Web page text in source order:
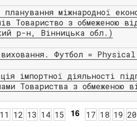
планування міжнародної
Товариство з обмеженою
р-н, Вінницька обл.)
виховання. Футбол =
імпортної діяльності
Товариства з обмеженою
11 12 13 14 15 16 17 18 19 20